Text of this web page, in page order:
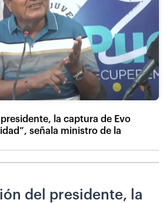
la captura de Evo
señala ministro de la
del presidente, la